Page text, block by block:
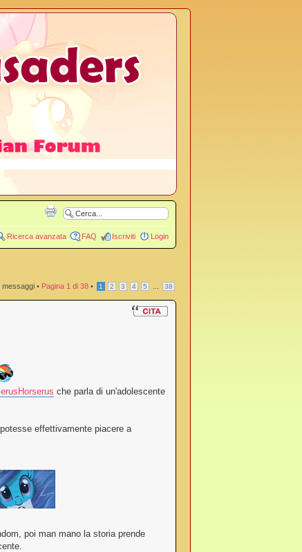
Ricerca avanzata FAQ Iscriviti Login
messaggi • Pagina 1 di 38 • 1 2 3 4 5 38
che parla di un'adolescente
effettivamente piacere a
poi man mano la storia prende